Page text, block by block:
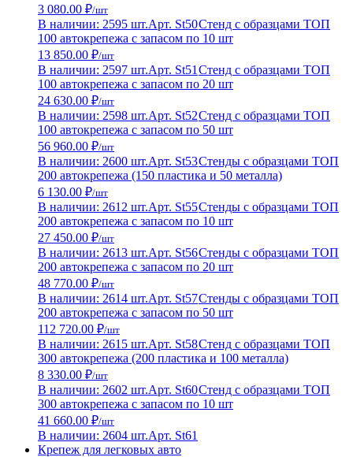
3 080.00 ₽/шт
В наличии: 2595 шт.Арт. St50Стенд с образцами ТОП
100 автокрепежа с запасом по 10 шт
13 850.00 ₽/шт
В наличии: 2597 шт.Арт. St51 Стенд с образцами ТОП
100 автокрепежа с запасом по 20 шт
24 630.00 ₽/шт
В наличии: 2598 шт.Арт. St52Стенд с образцами ТОП
100 автокрепежа с запасом по 50 шт
56 960.00 ₽/шт
В наличии: 2600 шт.Арт. St53Стенды с образцами ТОП
200 автокрепежа (150 пластика и 50 металла)
6 130.00 ₽/шт
В наличии: 2612 шт.Арт. St55Стенды с образцами ТОП
200 автокрепежа с запасом по 10 шт
27 450.00 ₽/шт
В наличии: 2613 шт.Арт. St56Стенды с образцами ТОП
200 автокрепежа с запасом по 20 шт
48 770.00 ₽/шт
В наличии: 2614 шт.Арт. St57Стенды с образцами ТОП
200 автокрепежа с запасом по 50 шт
112 720.00 ₽/шт
В наличии: 2615 шт.Арт. St58Стенд с образцами ТОП
300 автокрепежа (200 пластика и 100 металла)
8 330.00 ₽/шт
В наличии: 2602 шт.Арт. St60Стенд с образцами ТОП
300 автокрепежа с запасом по 10 шт
41 660.00 ₽/шт
В наличии: 2604 шт.Арт. St61
Крепеж для легковых авто